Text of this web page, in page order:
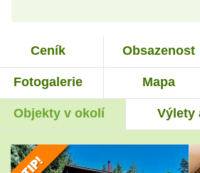
Ceník Obsazenost
Fotogalerie Mapa
Objekty v okolí Výlety